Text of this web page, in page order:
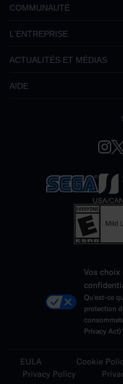
COMMUNAUTÉ
L'ENTREPRISE
ACTUALITÉS ET MÉDIAS
AIDE
Vos choix
Qu'est-ce
protection
Privacy Act)
EULA Cookie
Privacy Policy